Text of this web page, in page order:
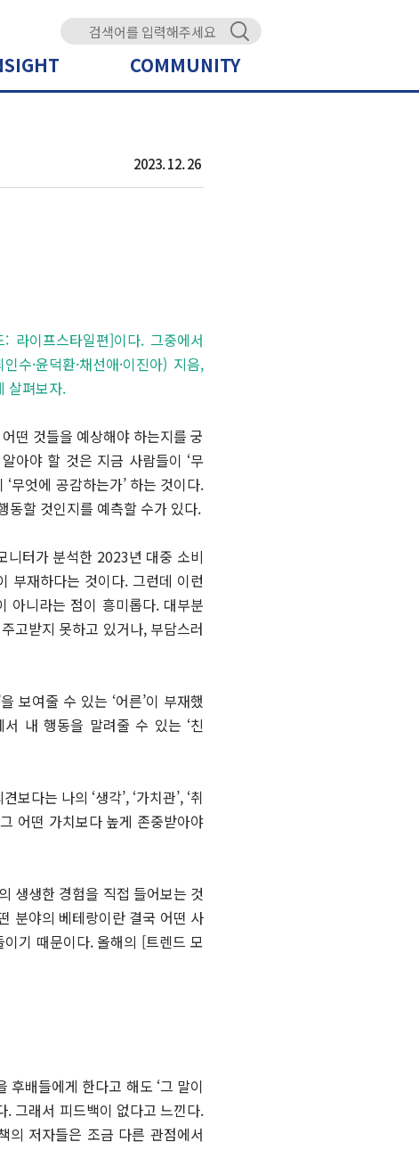
COMMUNITY
2023. 12. 26
이프스타일편]이다. 그중에서
·윤덕환·채선애·이진아) 지음,
살펴보자.
떤 것들을 예상해야 하는지를 궁
아야 할 것은 지금 사람들이 ‘무
무엇에 공감하는가’ 하는 것이다.
동할 것인지를 예측할 수가 있다.
니터가 분석한 2023년 대중 소비
부재하다는 것이다. 그런데 이런
아니라는 점이 흥미롭다. 대부분
고받지 못하고 있거나, 부담스러
보여줄 수 있는 ‘어른’이 부재했
내 행동을 말려줄 수 있는 ‘친
다는 나의 ‘생각’, ‘가치관’, ‘취
어떤 가치보다 높게 존중받아야
생생한 경험을 직접 들어보는 것
분야의 베테랑이란 결국 어떤 사
기 때문이다. 올해의 [트렌드 모
배들에게 한다고 해도 ‘그 말이
. 그래서 피드백이 없다고 느낀다.
의 저자들은 조금 다른 관점에서